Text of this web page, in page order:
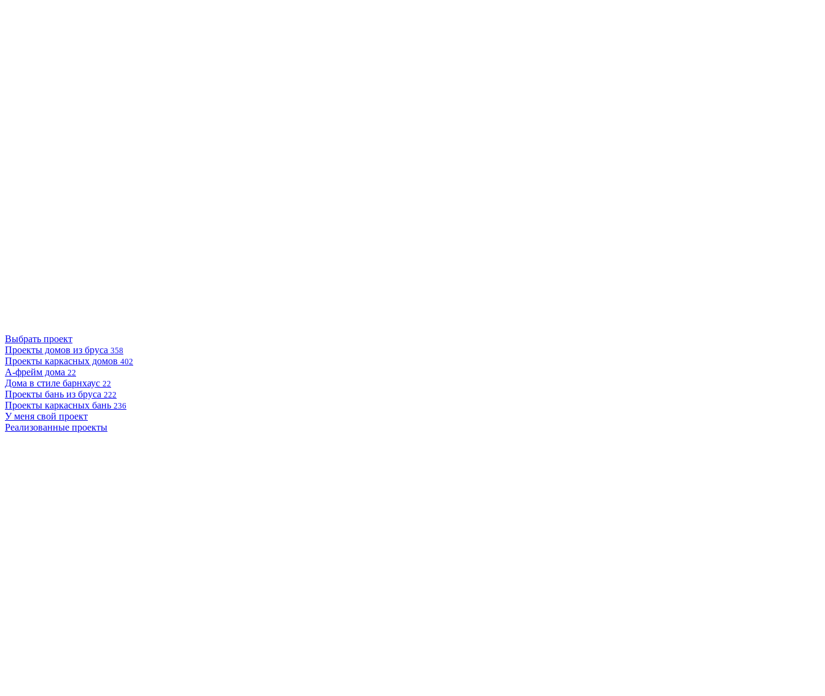
Выбрать проект
Проекты домов из бруса 358
Проекты каркасных домов 402
А-фрейм дома 22
Дома в стиле барнхаус 22
Проекты бань из бруса 222
Проекты каркасных бань 236
У меня свой проект
Реализованные проекты